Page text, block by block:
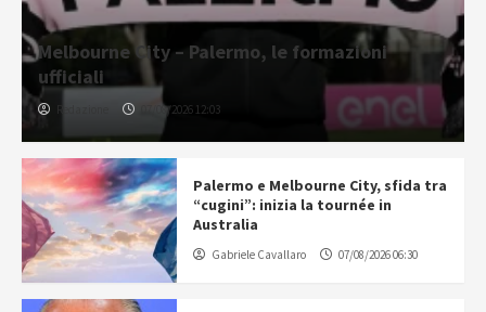
Melbourne City – Palermo, le formazioni
ufficiali
07/08/2026 12:03
Palermo e Melbourne City, sfida tra
“cugini”: inizia la tournée in
Australia
Gabriele Cavallaro 07/08/2026 06:30